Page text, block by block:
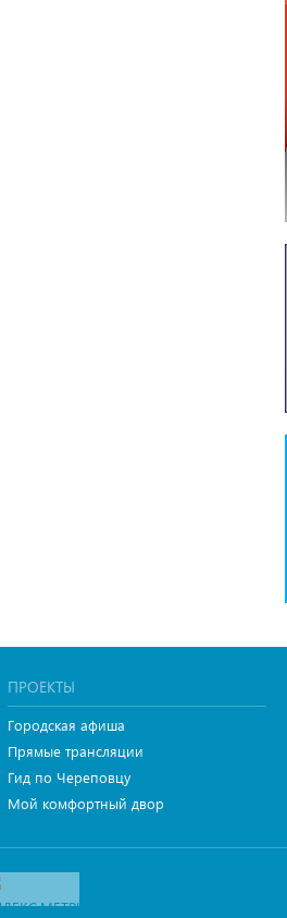
ПРОЕКТЫ
Городская афиша
Прямые трансляции
Гид по Череповцу
Мой комфортный двор